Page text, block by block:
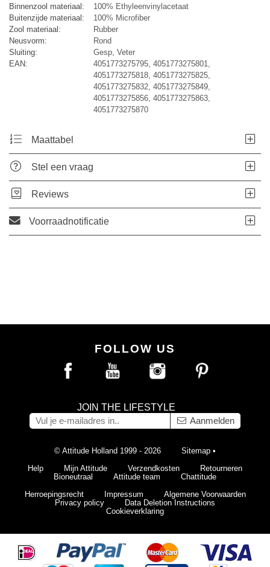
Binnenzool materiaal:
100% Ethyleenvinylacetaat
Buitenzijde materiaal:
100% Microfiber
Zool materiaal:
Rubber
Neusvorm:
Rond
Sluiting:
Gesp, Veter
EAN:
4051773275795, 4051773275801,
4051773275818, 4051773275825,
4051773275832, 4051773275849,
4051773275856, 4051773275863,
4051773275870
Maattabel
Stel een vraag
Reviews
Voorraadnotificatie
FOLLOW US
JOIN THE LIFESTYLE
Aanmelden
© Attitude Holland 1999 - 2026 Sitemap •
Help
Mijn Attitude Verzendkosten
Retourneren
Bioneutraal
Attitude team
Chattitude
Herroepingsrecht
Impressum
Algemene Voorwaarden
Privacy policy
Data Deletion Instructions
Cookieverklaring